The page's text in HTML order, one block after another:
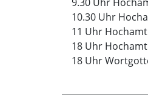
10.30 Uhr
11 Uhr
18 Uhr
18 Uhr